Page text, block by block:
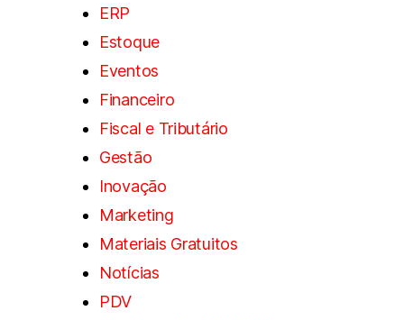
ERP
Estoque
Eventos
Financeiro
Fiscal e Tributário
Gestão
Inovação
Marketing
Materiais Gratuitos
Notícias
PDV